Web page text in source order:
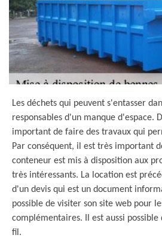
Les déchets qui peuvent s'entasser
responsables d'un manque d'espace.
important de faire des travaux qui
Par conséquent, il est très important
conteneur est mis à disposition aux
très intéressants. La location est
d'un devis qui est un document
possible de visiter son site web pour
complémentaires. Il est aussi possible
fil.